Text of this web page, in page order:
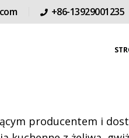
+86-13929001235
producentem i